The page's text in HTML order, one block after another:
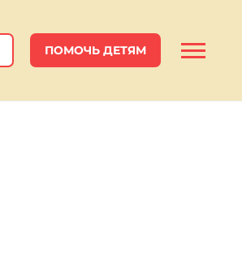
ПОМОЧЬ ДЕТЯМ